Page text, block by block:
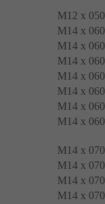
M12 x 050
M14 x 060
M14 x 060
M14 x 060
M14 x 060
M14 x 060
M14 x 060
M14 x 060
M14 x 070
M14 x 070
M14 x 070
M14 x 070